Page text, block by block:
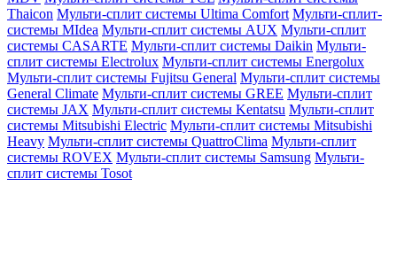
Thaicon Мульти-сплит системы Ultima Comfort Мульти-сплит-
системы MIdea Мульти-сплит системы AUX Мульти-сплит
системы CASARTE Мульти-сплит системы Daikin Мульти-
сплит системы Electrolux Мульти-сплит системы Energolux
Мульти-сплит системы Fujitsu General Мульти-сплит системы
General Climate Мульти-сплит системы GREE Мульти-сплит
системы JAX Мульти-сплит системы Kentatsu Мульти-сплит
системы Mitsubishi Electric Мульти-сплит системы Mitsubishi
Heavy Мульти-сплит системы QuattroClima Мульти-сплит
системы ROVEX Мульти-сплит системы Samsung Мульти-
сплит системы Tosot